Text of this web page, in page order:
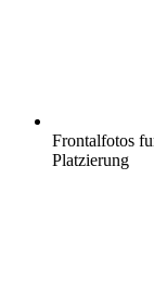
Frontalfotos
Platzierung